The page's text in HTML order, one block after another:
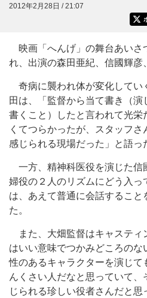
2012年2月28日 / 21:07
映画「へんげ」の舞台あいさ
れ、出演の森田亜紀、信國輝彦
奇病に襲われ体が変化してい
田は、「監督から当て書き（
書くこと）したと言われて光栄
くてつらかったが、スタッフさ
感じられる現場だった」と語っ
一方、精神科医役を演じた信
婦役の２人のリズムにどう入っ
は、あえて普通に会話すること
た。
また、大畑監督はキャスティ
はいい意味でつかみどころの
性のあるキャラクターを演じて
んくさい人だなと思っていて
じられる珍しい役者さんだと